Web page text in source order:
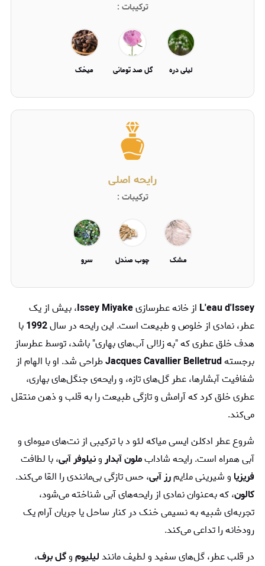
ترکیبات :
لیلی دره گل صد تومانی میخک
رایحه اصلی
ترکیبات :
مشک چوب صندل سرو
L'eau d'Issey از خانه عطرسازیIssey Miyake، بیش از یک
عطر، نمادی از خلوص و طبیعت است. این رایحه در سال1992با
هدف خلق عطری که "به زلالی آب‌های بهاری" باشد، توسط عطرساز
برجستهJacques Cavallier Belletrudطراحی شد. او با الهام از
شفافیت آبشارها، عطر گل‌های تازه، و رایحه‌ی جنگل‌های بهاری،
عطری خلق کرد که آرامش و تازگی طبیعت را به قلب و ذهن منتقل
می‌کند.
شروع عطر ادکلن ایسی میاکه لئو د با ترکیبی از نت‌های میوه‌ای و
آبی همراه است. رایحه شادابملون آبدارونیلوفر آبی، با لطافت
فریزیا و شیرینی ملایمرز آبی، حس تازگی بی‌مانندی را القا می‌کند.
کالون، که به‌عنوان نمادی از رایحه‌های آبی شناخته می‌شود،
تجربه‌ای شبیه به نسیمی خنک در کنار ساحل یا جریان آرام یک
رودخانه را تداعی می‌کند.
در قلب عطر، گل‌های سفید و لطیف مانندلیلیوموگل برف،